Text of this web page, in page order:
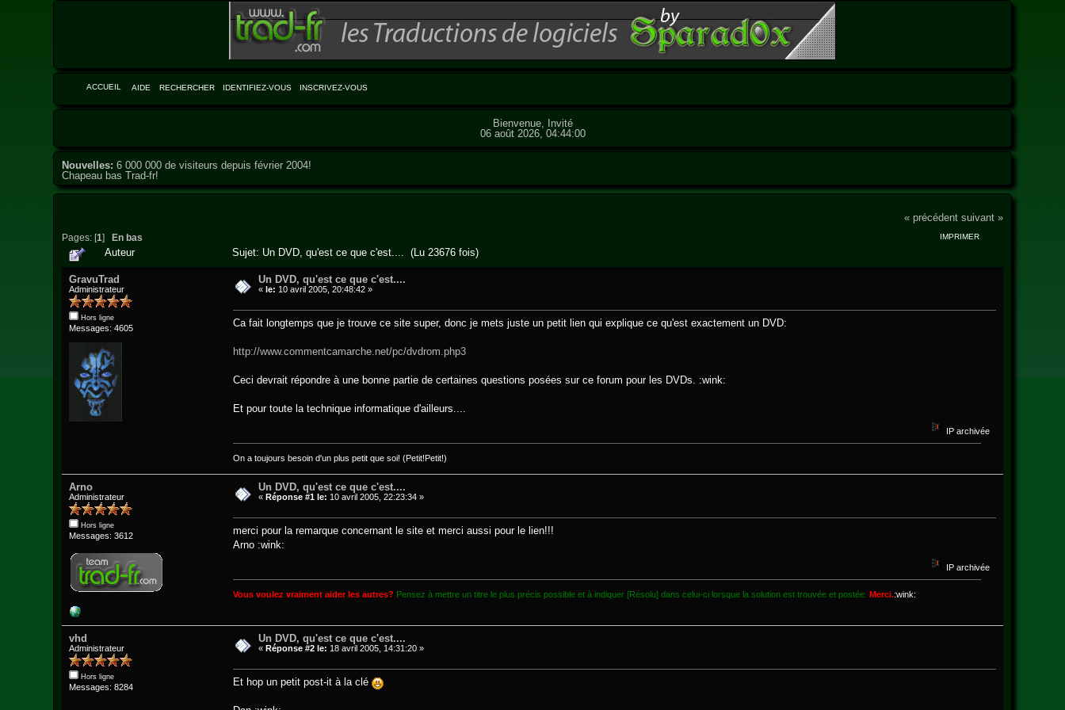
ACCUEIL AIDE RECHERCHER IDENTIFIEZ-VOUS INSCRIVEZ-VOUS
Bienvenue, Invité
06 août 2026, 04:44:00
Nouvelles: 6 000 000 de visiteurs depuis février 2004!
Chapeau bas Trad-fr!
« précédent suivant »
Pages: [1]En bas IMPRIMER
Auteur Sujet: Un DVD, qu'est ce que c'est.... (Lu 23676 fois)
GravuTrad
Administrateur
Hors ligne
Messages: 4605
Un DVD, qu'est ce que c'est....
«le: 10 avril 2005, 20:48:42 »
Ca fait longtemps que je trouve ce site super, donc je mets juste un petit lien qui explique ce qu'est exactement un DVD:
http://www.commentcamarche.net/pc/dvdrom.php3
Ceci devrait répondre à une bonne partie de certaines questions posées sur ce forum pour les DVDs. :wink:
Et pour toute la technique informatique d'ailleurs....
IP archivée
On a toujours besoin d'un plus petit que soi! (Petit!Petit!)
Arno
Administrateur
Hors ligne
Messages: 3612
Un DVD, qu'est ce que c'est....
«Réponse #1 le: 10 avril 2005, 22:23:34 »
merci pour la remarque concernant le site et merci aussi pour le lien!!!
Arno :wink:
IP archivée
Vous voulez vraiment aider les autres? Pensez à mettre un titre le plus précis possible et à indiquer [Résolu] dans celui-ci lorsque la solution est trouvée et postée. Merci.:wink:
vhd
Administrateur
Hors ligne
Messages: 8284
Un DVD, qu'est ce que c'est....
«Réponse #2 le: 18 avril 2005, 14:31:20 »
Et hop un petit post-it à la clé